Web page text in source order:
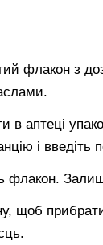
флакон з
в аптеці
і введіть
флакон.
щоб